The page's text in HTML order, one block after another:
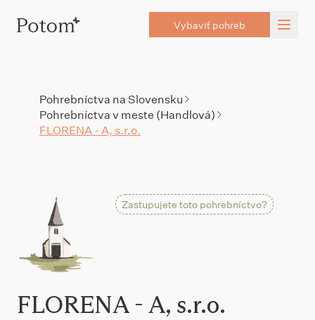
Vybaviť pohreb
Pohrebníctva na Slovensku
Pohrebníctva v meste (Handlová)
FLORENA - A, s.r.o.
Zastupujete toto pohrebníctvo?
FLORENA - A, s.r.o.